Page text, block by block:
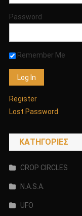
Password
Remember Me
Register
Lost Password
KΑΤΗΓΟΡΊΕΣ
CROP CIRCLES
N.A.S.A.
UFO